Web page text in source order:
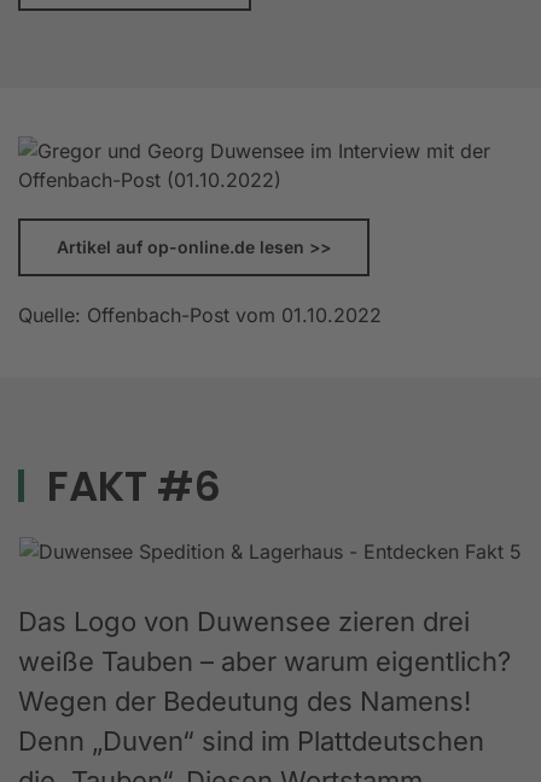
Artikel auf op-online.de lesen >>
Quelle: Offenbach-Post vom 01.10.2022
FAKT #6
Das Logo von Duwensee zieren drei
weiße Tauben – aber warum eigentlich?
Wegen der Bedeutung des Namens!
Denn „Duven“ sind im Plattdeutschen